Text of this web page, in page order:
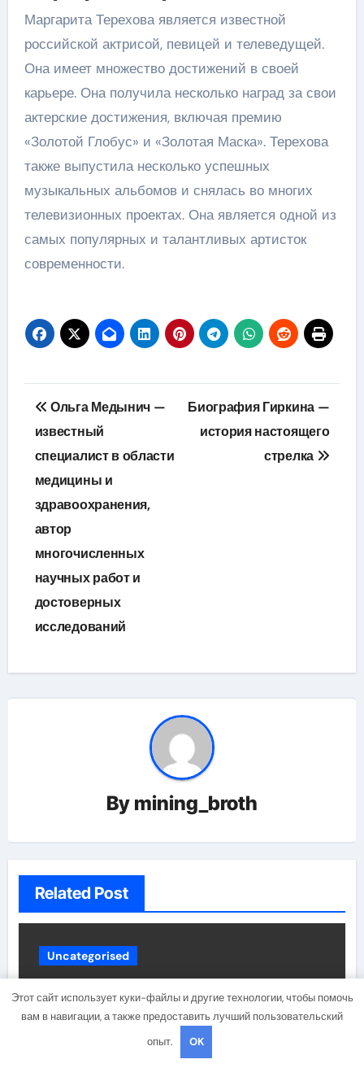
Маргарита Терехова является известной
российской актрисой, певицей и телеведущей.
Она имеет множество достижений в своей
карьере. Она получила несколько наград за свои
актерские достижения, включая премию
«Золотой Глобус» и «Золотая Маска». Терехова
также выпустила несколько успешных
музыкальных альбомов и снялась во многих
телевизионных проектах. Она является одной из
самых популярных и талантливых артисток
современности.
Навигация
по
записям
Ольга Медынич —
известный
специалист в области
медицины и
здравоохранения,
автор
многочисленных
научных работ и
достоверных
исследований
Биография Гиркина —
история настоящего
стрелка
By mining_broth
Related Post
Uncategorised
Этот сайт использует куки-файлы и другие технологии, чтобы помочь
вам в навигации, а также предоставить лучший пользовательский
опыт.
OK